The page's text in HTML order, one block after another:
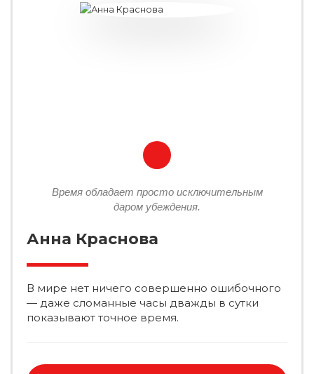
Время обладает просто исключительным
даром убеждения.
Анна Краснова
В мире нет ничего совершенно ошибочного
— даже сломанные часы дважды в сутки
показывают точное время.